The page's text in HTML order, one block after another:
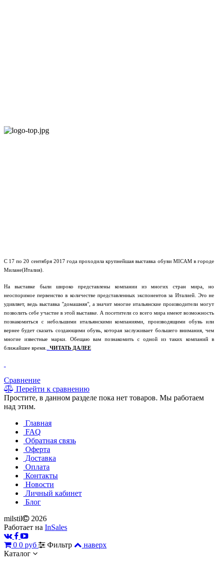
С 17 по 20 сентября 2017 года проходила крупнейшая выставка обуви MICAM в городе
Милане(Италия).
На выставке были широко представлены компании из многих стран мира, но
неоспоримое первенство в количестве представленных экспонентов за Италией. Это не
удивляет, ведь выставка "домашняя", а значит многие итальянские производители могут
позволить себе участие в этой выставке. А посетители со всего мира имеют возможность
познакомиться с небольшими итальянскими компаниями, производящими обувь или
вернее будет сказать создающими обувь, которая заслуживает большего внимания, чем
многие известные марки. Обещаю вам познакомить с одной из таких компаний в
ближайшее время.
ЧИТАТЬ ДАЛЕЕ
Сравнение
Перейти к сравнению
Простите, в данном разделе пока нет товаров. Мы работаем
над этим.
Главная
FAQ
Обратная связь
Оферта
Доставка
Оплата
Контакты
Новости
Личный кабинет
Блог
milstil
2026
Работает на InSales
0 0 руб Фильтр
наверх
Каталог